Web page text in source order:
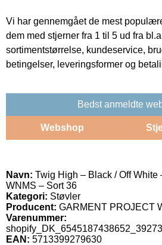
Vi har gennemgået de mest
dem med stjerner fra 1 til 5 ud fra
sortimentstørrelse, kundeservice,
betingelser, leveringsformer og
Bedst anmeldte
Webshop
Navn: Twig High – Black / Off White
WNMS – Sort 36
Kategori: Støvler
Producent: GARMENT PROJECT
Varenummer:
EAN: 5713399279630